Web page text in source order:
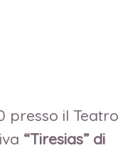
presso il Teatro
“Tiresias” di